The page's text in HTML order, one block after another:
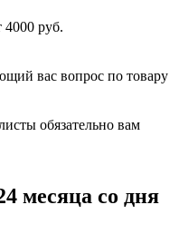
4000 руб.
вас вопрос по товару
обязательно вам
месяца со дня